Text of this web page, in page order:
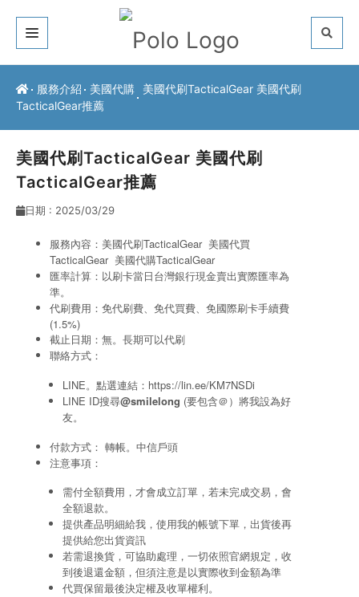
關於我們
服務介紹
常見問題
聯絡方式
服務介紹 美國代購
美國代刷TacticalGear 美國代刷
TacticalGear推薦
美國代刷TacticalGear 美國代刷
TacticalGear推薦
日期 : 2025/03/29
服務內容：美國代刷TacticalGear 美國代買
TacticalGear 美國代購TacticalGear
匯率計算：以刷卡當日台灣銀行現金賣出實際匯率為
準。
代刷費用：免代刷費、免代買費、免國際刷卡手續費
(1.5%)
截止日期：無。長期可以代刷
聯絡方式：
LINE。點選連結： https://lin.ee/KM7NSDi
LINE ID搜尋@smilelong (要包含＠）將我設為好
友。
付款方式： 轉帳。中信戶頭
注意事項：
需付全額費用，才會成立訂單，若未完成交易，會
全額退款。
提供產品明細給我，使用我的帳號下單，出貨後再
提供給您出貨資訊
若需退換貨，可協助處理，一切依照官網規定，收
到後退還金額，但須注意是以實際收到金額為準
代買保留最後決定權及收單權利。